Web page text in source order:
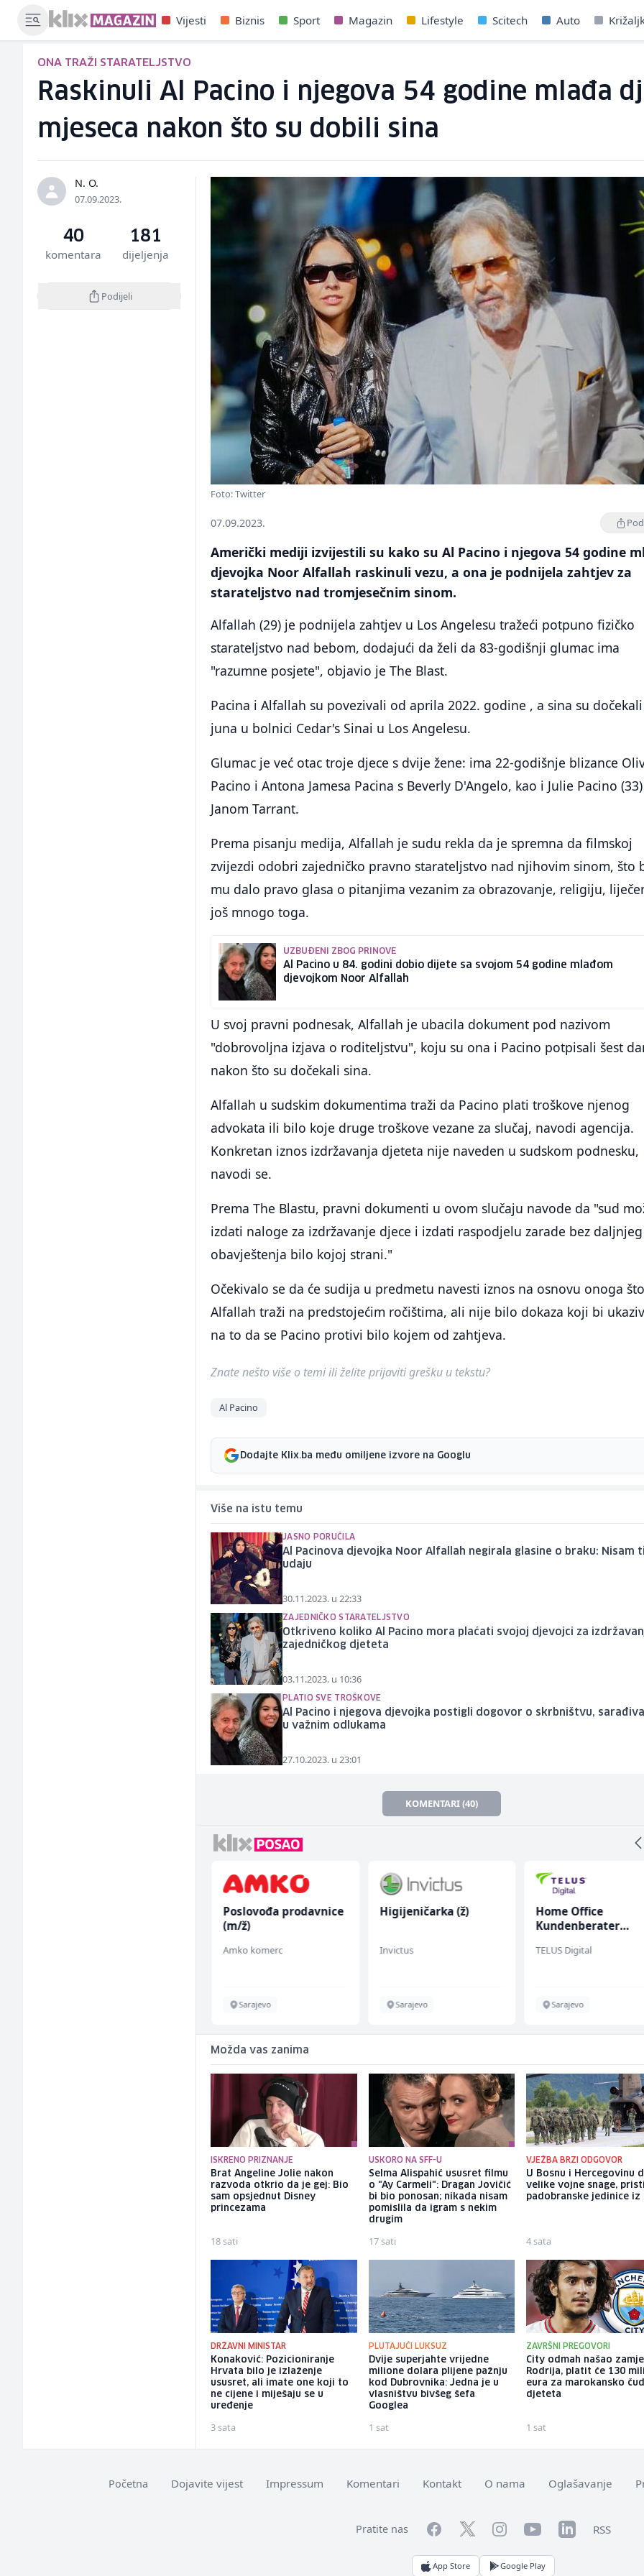
Vijesti Biznis Sport Magazin Lifestyle Scitech Auto
ONA TRAŽI STARATELJSTVO
Raskinuli Al Pacino i njegova 54 godine mlađa
mjeseca nakon što su dobili sina
N. O.
07.09.2023.
40
komentara
181
dijeljenja
Podijeli
Foto: Twitter
07.09.2023.
Američki mediji izvijestili su kako su Al Pacino i njegova 54 godine
djevojka Noor Alfallah raskinuli vezu, a ona je podnijela zahtjev za
starateljstvo nad tromjesečnim sinom.
Alfallah (29) je podnijela zahtjev u Los Angelesu tražeći potpuno fizičko
starateljstvo nad bebom, dodajući da želi da 83-godišnji glumac ima
"razumne posjete", objavio je The Blast.
Pacina i Alfallah su povezivali od aprila 2022. godine , a sina su
juna u bolnici Cedar's Sinai u Los Angelesu.
Glumac je već otac troje djece s dvije žene: ima 22-godišnje blizance
Pacino i Antona Jamesa Pacina s Beverly D'Angelo, kao i Julie Pacino
Janom Tarrant.
Prema pisanju medija, Alfallah je sudu rekla da je spremna da filmskoj
zvijezdi odobri zajedničko pravno starateljstvo nad njihovim sinom, što
mu dalo pravo glasa o pitanjima vezanim za obrazovanje, religiju,
još mnogo toga.
UZBUĐENI ZBOG PRINOVE
Al Pacino u 84. godini dobio dijete sa svojom 54 godine mlađom
djevojkom Noor Alfallah
U svoj pravni podnesak, Alfallah je ubacila dokument pod nazivom
"dobrovoljna izjava o roditeljstvu", koju su ona i Pacino potpisali šest
nakon što su dočekali sina.
Alfallah u sudskim dokumentima traži da Pacino plati troškove njenog
advokata ili bilo koje druge troškove vezane za slučaj, navodi agencija.
Konkretan iznos izdržavanja djeteta nije naveden u sudskom podnesku,
navodi se.
Prema The Blastu, pravni dokumenti u ovom slučaju navode da "sud
izdati naloge za izdržavanje djece i izdati raspodjelu zarade bez daljnjeg
obavještenja bilo kojoj strani."
Očekivalo se da će sudija u predmetu navesti iznos na osnovu onoga što
Alfallah traži na predstojećim ročištima, ali nije bilo dokaza koji bi
na to da se Pacino protivi bilo kojem od zahtjeva.
Znate nešto više o temi ili želite prijaviti grešku u tekstu?
Al Pacino
Dodajte Klix.ba među omiljene izvore na Googlu
Više na istu temu
JASNO PORUČILA
Al Pacinova djevojka Noor Alfallah negirala glasine o braku: Nisam
udaju
30.11.2023. u 22:33
ZAJEDNIČKO STARATELJSTVO
Otkriveno koliko Al Pacino mora plaćati svojoj djevojci za
zajedničkog djeteta
03.11.2023. u 10:36
PLATIO SVE TROŠKOVE
Al Pacino i njegova djevojka postigli dogovor o skrbništvu,
u važnim odlukama
27.10.2023. u 23:01
KOMENTARI (40)
Poslovođa prodavnice
(m/ž)
Amko komerc
Sarajevo
Higijeničarka (ž)
Invictus
Sarajevo
Home Office
Kundenberater
TELUS Digital
Sarajevo
Možda vas zanima
ISKRENO PRIZNANJE
Brat Angeline Jolie nakon
razvoda otkrio da je gej: Bio
sam opsjednut Disney
princezama
18 sati
USKORO NA SFF-U
Selma Alispahić ususret filmu
o "Ay Carmeli": Dragan Jovičić
bi bio ponosan; nikada nisam
pomislila da igram s nekim
drugim
17 sati
VJEŽBA BRZI ODGOVOR
U Bosnu i Hercegovinu
velike vojne snage,
padobranske jedinice iz
4 sata
DRŽAVNI MINISTAR
Konaković: Pozicioniranje
Hrvata bilo je izlaženje
ususret, ali imate one koji to
ne cijene i miješaju se u
uređenje
3 sata
PLUTAJUĆI LUKSUZ
Dvije superjahte vrijedne
milione dolara plijene pažnju
kod Dubrovnika: Jedna je u
vlasništvu bivšeg šefa
Googlea
1 sat
ZAVRŠNI PREGOVORI
City odmah našao
Rodrija, platit će 130
eura za marokansko
djeteta
1 sat
Početna Dojavite vijest Impressum Komentari Kontakt O nama Oglašavanje
Pratite nas FacebookTwitterInstagramYouTubeLinkedInRSS
App Store Google Play